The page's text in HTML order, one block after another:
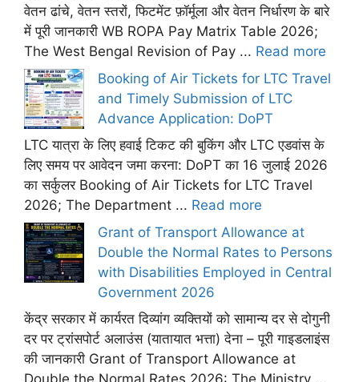
वेतन ढांचे, वेतन स्तरों, फिटमेंट फ़ॉर्मूला और वेतन निर्धारण के बारे
में पूरी जानकारी WB ROPA Pay Matrix Table 2026;
The West Bengal Revision of Pay ... Read more
Booking of Air Tickets for LTC Travel
and Timely Submission of LTC
Advance Application: DoPT
LTC यात्रा के लिए हवाई टिकट की बुकिंग और LTC एडवांस के
लिए समय पर आवेदन जमा करना: DoPT का 16 जुलाई 2026
का सर्कुलर Booking of Air Tickets for LTC Travel
2026; The Department ... Read more
Grant of Transport Allowance at
Double the Normal Rates to Persons
with Disabilities Employed in Central
Government 2026
केंद्र सरकार में कार्यरत दिव्यांग व्यक्तियों को सामान्य दर से दोगुनी
दर पर ट्रांसपोर्ट अलाउंस (यातायात भत्ता) देना – पूरी गाइडलाइंस
की जानकारी Grant of Transport Allowance at
Double the Normal Rates 2026: The Ministry ...